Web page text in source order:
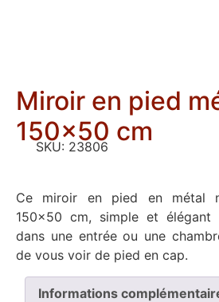
Miroir en pied
150×50 cm
SKU: 23806
Ce miroir en pied en métal
150×50 cm, simple et élégant
dans une entrée ou une
de vous voir de pied en cap.
Informations